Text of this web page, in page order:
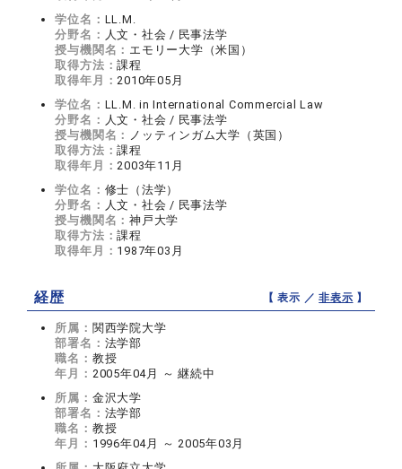
学位名： LL.M.
分野名： 人文・社会 / 民事法学
授与機関名： エモリー大学（米国）
取得方法：課程
取得年月：2010年05月
学位名： LL.M. in International Commercial Law
分野名： 人文・社会 / 民事法学
授与機関名： ノッティンガム大学（英国）
取得方法：課程
取得年月：2003年11月
学位名： 修士（法学）
分野名： 人文・社会 / 民事法学
授与機関名：神戸大学
取得方法：課程
取得年月： 1987年03月
経歴 【 表示 ／非表示 】
所属： 関西学院大学
部署名： 法学部
職名： 教授
年月： 2005年04月 ～ 継続中
所属： 金沢大学
部署名： 法学部
職名： 教授
年月： 1996年04月 ～ 2005年03月